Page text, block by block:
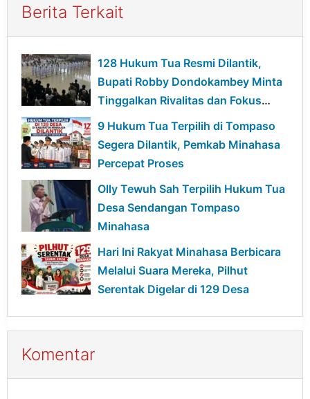
Berita Terkait
128 Hukum Tua Resmi Dilantik,
Bupati Robby Dondokambey Minta
Tinggalkan Rivalitas dan Fokus
Bangun Desa
9 Hukum Tua Terpilih di Tompaso
Segera Dilantik, Pemkab Minahasa
Percepat Proses
Olly Tewuh Sah Terpilih Hukum Tua
Desa Sendangan Tompaso
Minahasa
Hari Ini Rakyat Minahasa Berbicara
Melalui Suara Mereka, Pilhut
Serentak Digelar di 129 Desa
Komentar